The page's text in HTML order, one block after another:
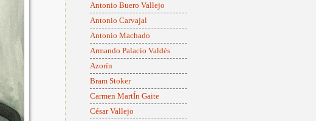
Antonio Buero Vallejo
Antonio Carvajal
Antonio Machado
Armando Palacio Valdés
Azorín
Bram Stoker
Carmen MartÍn Gaite
César Vallejo